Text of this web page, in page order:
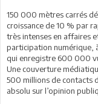
150 000 mètres carrés
croissance de 10 % par
très intenses en affaires
participation numérique,
qui enregistre 600 000
Une couverture
500 millions de contacts
absolu sur l’opinion